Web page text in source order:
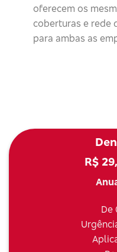
oferecem os
coberturas e rede
para ambas as
R$
De